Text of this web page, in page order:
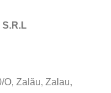
S.R.L
O, Zalău, Zalau,